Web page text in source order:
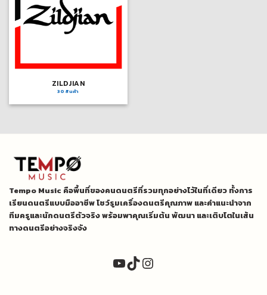
ZILDJIAN
30 สินค้า
Tempo Music คือพื้นที่ของคนดนตรีที่รวมทุกอย่างไว้ในที่เดียว ทั้งการ
เรียนดนตรีแบบมืออาชีพ โชว์รูมเครื่องดนตรีคุณภาพ และคำแนะนำจาก
ทีมครูและนักดนตรีตัวจริง พร้อมพาคุณเริ่มต้น พัฒนา และเติบโตในเส้น
ทางดนตรีอย่างจริงจัง
YouTube
TikTok
Instagram